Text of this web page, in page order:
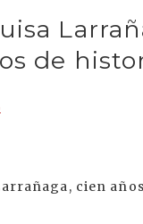
de
cien